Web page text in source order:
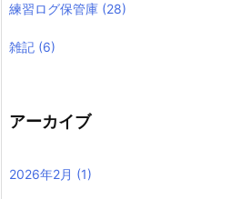
練習ログ保管庫 (28)
雑記 (6)
アーカイブ
2026年2月 (1)